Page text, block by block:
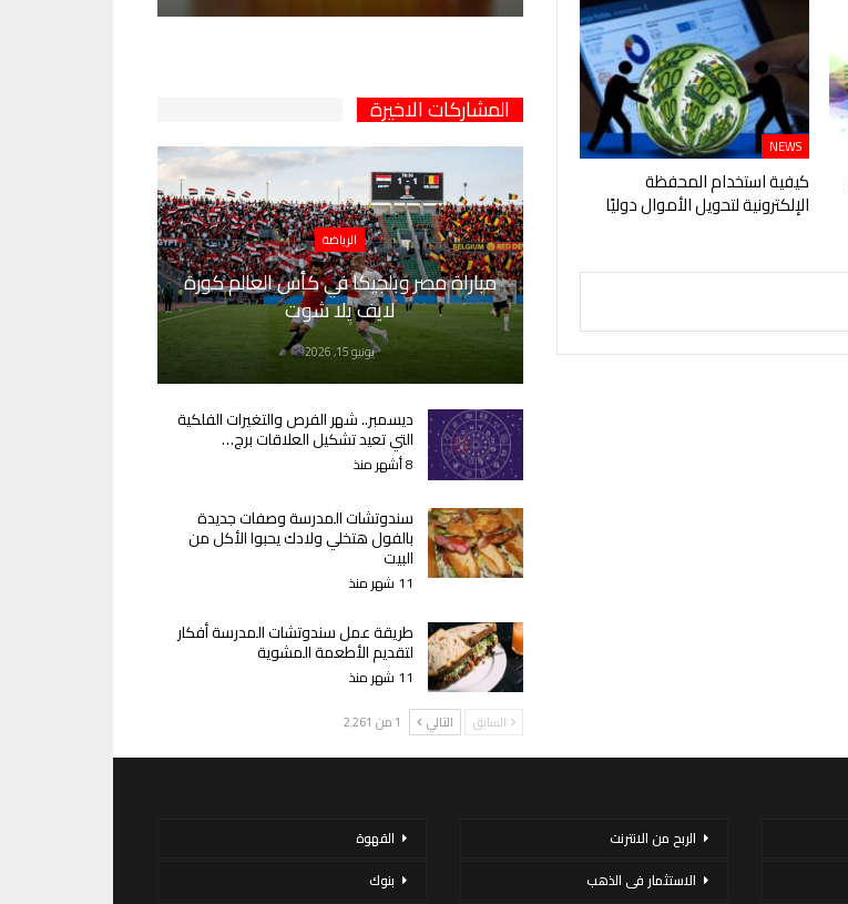
NEWS
كيفية استخدام المحفظة
الإلكترونية لتحويل الأموال دوليًا
المشاركات الاخيرة
الرياضة
مباراة مصر وبلجيكا في كأس العالم كورة
لايف يلا شوت
يونيو 15, 2026
ديسمبر.. شهر الفرص والتغيرات الفلكية
التي تعيد تشكيل العلاقات برج…
8 أشهر منذ
سندوتشات المدرسة وصفات جديدة
بالفول هتخلي ولادك يحبوا الأكل من
البيت
11 شهر منذ
طريقة عمل سندوتشات المدرسة أفكار
لتقديم الأطعمة المشوية
11 شهر منذ
السابق التالي 1 من 2٬261
الربح من الانترنت
الاستثمار فى الذهب
القهوة
بنوك